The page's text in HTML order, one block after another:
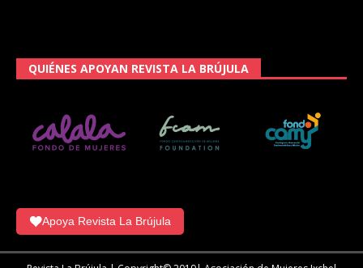
QUIÉNES APOYAN REVISTA LA BRÚJULA
Apoya Revista La Brújula